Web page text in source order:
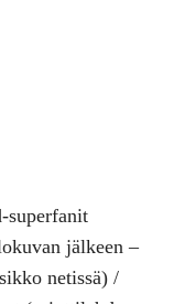
superfanit
jälkeen –
netissä) /